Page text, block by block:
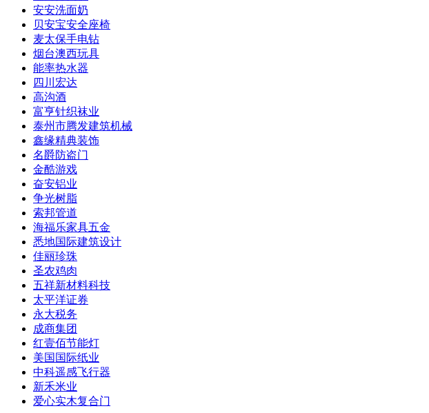
安安洗面奶
贝安宝安全座椅
麦太保手电钻
烟台澳西玩具
能率热水器
四川宏达
高沟酒
富亨针织袜业
泰州市腾发建筑机械
鑫缘精典装饰
名爵防盗门
金酷游戏
奋安铝业
争光树脂
索邦管道
海福乐家具五金
悉地国际建筑设计
佳丽珍珠
圣农鸡肉
五祥新材料科技
太平洋证券
永大税务
成商集团
红壹佰节能灯
美国国际纸业
中科遥感飞行器
新禾米业
爱心实木复合门